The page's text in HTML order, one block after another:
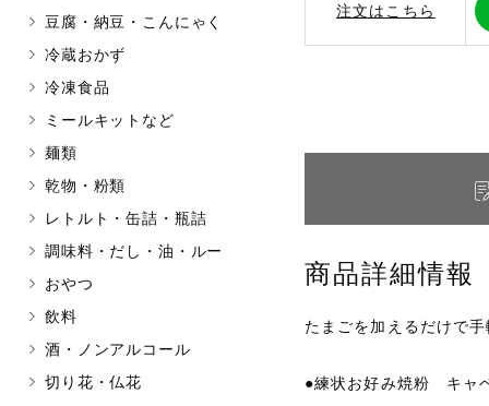
豆腐・納豆・こんにゃく
冷蔵おかず
冷凍食品
ミールキットなど
麺類
乾物・粉類
レトルト・缶詰・瓶詰
調味料・だし・油・ルー
おやつ
飲料
酒・ノンアルコール
切り花・仏花
注文はこちら
商品詳細情報
たまごを加えるだけで
●練状お好み焼粉 キ